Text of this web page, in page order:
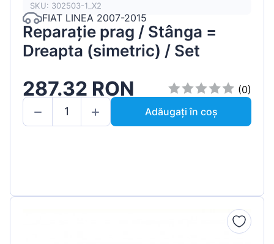
SKU: 302503-1_X2
FIAT LINEA 2007-2015
Reparație prag / Stânga =
Dreapta (simetric) / Set
287.32 RON
(0)
Adăugați în coș